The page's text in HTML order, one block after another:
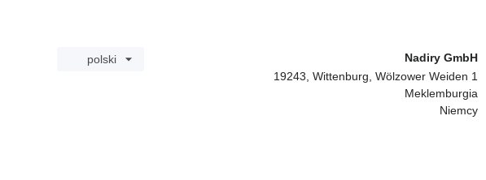
polski
Nadiry GmbH
19243, Wittenburg, Wölzower Weiden 1
Meklemburgia
Niemcy